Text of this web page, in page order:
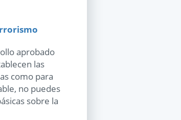
aprobado
las
como para
no puedes
sobre la